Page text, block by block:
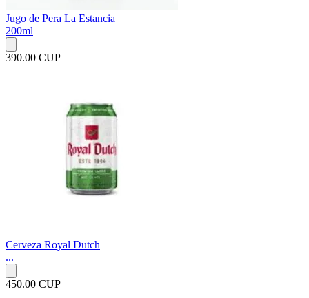
Jugo de Pera La Estancia
200ml
390.00 CUP
Cerveza Royal Dutch
...
450.00 CUP